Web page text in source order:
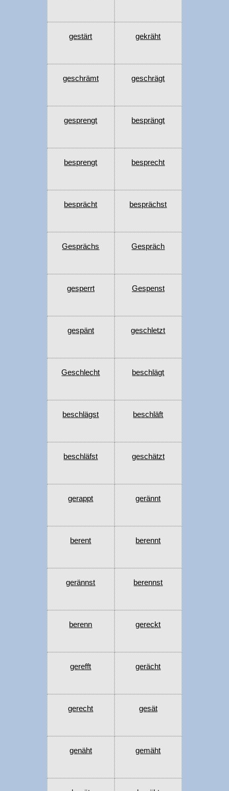
gestärt gekräht
geschrämt geschrägt
gesprengt besprängt
besprengt besprecht
besprächt besprächst
Gesprächs Gespräch
gesperrt Gespenst
gespänt geschletzt
Geschlecht beschlägt
beschlägst beschläft
beschläfst geschätzt
gerappt gerännt
berent berennt
gerännst berennst
berenn gereckt
gerefft gerächt
gerecht gesät
genäht gemäht